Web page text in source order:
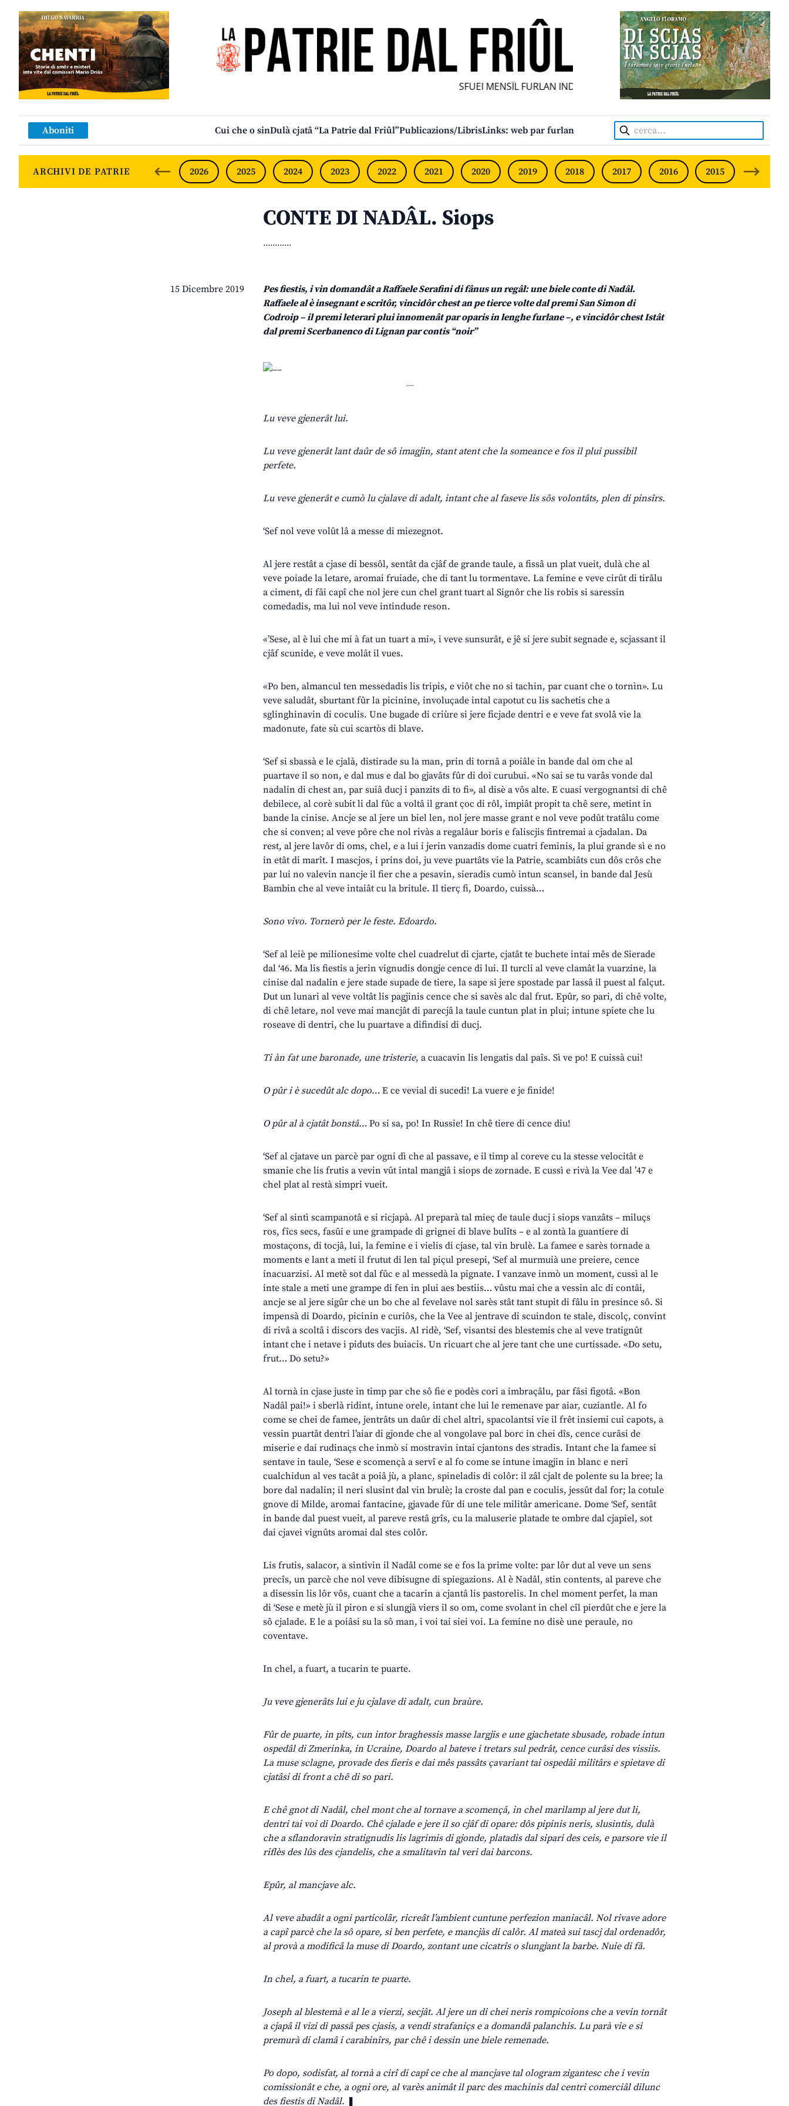
SFUEI MENSÎL FURLAN INDIPENDENT • INDEPENDENT FRIULIAN MONTHLY •
Aboniti Cui che o sinDulà cjatâ “La Patrie dal Friûl”Publicazions/LibrisLinks: web par furlan Cerca:
ARCHIVI DE PATRIE 2026 2025 2024 2023 2022 2021 2020 2019 2018 2017 2016 2015 2014
CONTE DI NADÂL. Siops
............
15 Dicembre 2019
Pes fiestis, i vin domandât a Raffaele Serafini di fânus un regâl: une biele conte di Nadâl.
Raffaele al è insegnant e scritôr, vincidôr chest an pe tierce volte dal premi San Simon di
Codroip – il premi leterari plui innomenât par oparis in lenghe furlane –, e vincidôr chest Istât
dal premi Scerbanenco di Lignan par contis “noir”
Lu veve gjenerât lui.
Lu veve gjenerât lant daûr de sô imagjin, stant atent che la someance e fos il plui pussibil
perfete.
Lu veve gjenerât e cumò lu cjalave di adalt, intant che al faseve lis sôs volontâts, plen di pinsîrs.
‘Sef nol veve volût lâ a messe di miezegnot.
Al jere restât a cjase di bessôl, sentât da cjâf de grande taule, a fissâ un plat vueit, dulà che al
veve poiade la letare, aromai fruiade, che di tant lu tormentave. La femine e veve cirût di tirâlu
a ciment, di fâi capî che nol jere cun chel grant tuart al Signôr che lis robis si saressin
comedadis, ma lui nol veve intindude reson.
«’Sese, al è lui che mi à fat un tuart a mi», i veve sunsurât, e jê si jere subit segnade e, scjassant il
cjâf scunide, e veve molât il vues.
«Po ben, almancul ten messedadis lis tripis, e viôt che no si tachin, par cuant che o tornìn». Lu
veve saludât, sburtant fûr la picinine, involuçade intal capotut cu lis sachetis che a
sglinghinavin di coculis. Une bugade di criùre si jere ficjade dentri e e veve fat svolâ vie la
madonute, fate sù cui scartòs di blave.
‘Sef si sbassà e le cjalà, distirade su la man, prin di tornâ a poiâle in bande dal om che al
puartave il so non, e dal mus e dal bo gjavâts fûr di doi curubui. «No sai se tu varâs vonde dal
nadalin di chest an, par suiâ ducj i panzits di to fi», al disè a vôs alte. E cuasi vergognantsi di chê
debilece, al corè subit li dal fûc a voltâ il grant çoc di rôl, impiât propit ta chê sere, metint in
bande la cinise. Ancje se al jere un biel len, nol jere masse grant e nol veve podût tratâlu come
che si conven; al veve pôre che nol rivàs a regalâur boris e faliscjis fintremai a cjadalan. Da
rest, al jere lavôr di oms, chel, e a lui i jerin vanzadis dome cuatri feminis, la plui grande sì e no
in etât di marît. I mascjos, i prins doi, ju veve puartâts vie la Patrie, scambiâts cun dôs crôs che
par lui no valevin nancje il fier che a pesavin, sieradis cumò intun scansel, in bande dal Jesù
Bambin che al veve intaiât cu la britule. Il tierç fi, Doardo, cuissà…
Sono vivo. Tornerò per le feste. Edoardo.
‘Sef al leiè pe milionesime volte chel cuadrelut di cjarte, cjatât te buchete intai mês de Sierade
dal ‘46. Ma lis fiestis a jerin vignudis dongje cence di lui. Il turcli al veve clamât la vuarzine, la
cinise dal nadalin e jere stade supade de tiere, la sape si jere spostade par lassâ il puest al falçut.
Dut un lunari al veve voltât lis pagjinis cence che si savès alc dal frut. Epûr, so pari, di chê volte,
di chê letare, nol veve mai mancjât di parecjâ la taule cuntun plat in plui; intune spiete che lu
roseave di dentri, che lu puartave a difindisi di ducj.
Ti àn fat une baronade, une tristerie, a cuacavin lis lengatis dal paîs. Sì ve po! E cuissà cui!
O pûr i è sucedût alc dopo… E ce vevial di sucedi! La vuere e je finide!
O pûr al à cjatât bonstâ… Po si sa, po! In Russie! In chê tiere di cence diu!
‘Sef al cjatave un parcè par ogni dì che al passave, e il timp al coreve cu la stesse velocitât e
smanie che lis frutis a vevin vût intal mangjâ i siops de zornade. E cussì e rivà la Vee dal ’47 e
chel plat al restà simpri vueit.
‘Sef al sintì scampanotâ e si ricjapà. Al preparà tal mieç de taule ducj i siops vanzâts – miluçs
ros, fîcs secs, fasûi e une grampade di grignei di blave bulîts – e al zontà la guantiere di
mostaçons, di tocjâ, lui, la femine e i vielis di cjase, tal vin brulè. La famee e sarès tornade a
moments e lant a meti il frutut di len tal piçul presepi, ‘Sef al murmuià une preiere, cence
inacuarzisi. Al metè sot dal fûc e al messedà la pignate. I vanzave inmò un moment, cussì al le
inte stale a meti une grampe di fen in plui aes bestiis… vûstu mai che a vessin alc di contâi,
ancje se al jere sigûr che un bo che al fevelave nol sarès stât tant stupit di fâlu in presince sô. Si
impensà di Doardo, picinin e curiôs, che la Vee al jentrave di scuindon te stale, discolç, convint
di rivâ a scoltâ i discors des vacjis. Al ridè, ‘Sef, visantsi des blestemis che al veve tratignût
intant che i netave i piduts des buiacis. Un ricuart che al jere tant che une curtissade. «Do setu,
frut… Do setu?»
Al tornà in cjase juste in timp par che sô fie e podès cori a imbraçâlu, par fâsi figotâ. «Bon
Nadâl pai!» i sberlà ridint, intune orele, intant che lui le remenave par aiar, cuziantle. Al fo
come se chei de famee, jentrâts un daûr di chel altri, spacolantsi vie il frêt insiemi cui capots, a
vessin puartât dentri l’aiar di gjonde che al vongolave pal borc in chei dîs, cence curâsi de
miserie e dai rudinaçs che inmò si mostravin intai cjantons des stradis. Intant che la famee si
sentave in taule, ‘Sese e scomençà a servî e al fo come se intune imagjin in blanc e neri
cualchidun al ves tacât a poiâ jù, a planc, spineladis di colôr: il zâl cjalt de polente su la bree; la
bore dal nadalin; il neri slusint dal vin brulè; la croste dal pan e coculis, jessût dal for; la cotule
gnove di Milde, aromai fantacine, gjavade fûr di une tele militâr americane. Dome ‘Sef, sentât
in bande dal puest vueit, al pareve restâ grîs, cu la maluserie platade te ombre dal cjapiel, sot
dai cjavei vignûts aromai dal stes colôr.
Lis frutis, salacor, a sintivin il Nadâl come se e fos la prime volte: par lôr dut al veve un sens
precîs, un parcè che nol veve dibisugne di spiegazions. Al è Nadâl, stin contents, al pareve che
a disessin lis lôr vôs, cuant che a tacarin a cjantâ lis pastorelis. In chel moment perfet, la man
di ‘Sese e metè jù il piron e si slungjà viers il so om, come svolant in chel cîl pierdût che e jere la
sô cjalade. E le a poiâsi su la sô man, i voi tai siei voi. La femine no disè une peraule, no
coventave.
In chel, a fuart, a tucarin te puarte.
Ju veve gjenerâts lui e ju cjalave di adalt, cun braùre.
Fûr de puarte, in pîts, cun intor braghessis masse largjis e une gjachetate sbusade, robade intun
ospedâl di Zmerinka, in Ucraine, Doardo al bateve i tretars sul pedrât, cence curâsi des vissiis.
La muse sclagne, provade des fieris e dai mês passâts çavariant tai ospedâi militârs e spietave di
cjatâsi di front a chê di so pari.
E chê gnot di Nadâl, chel mont che al tornave a scomençâ, in chel marilamp al jere dut li,
dentri tai voi di Doardo. Chê cjalade e jere il so cjâf di opare: dôs pipinis neris, slusintis, dulà
che a sflandoravin stratignudis lis lagrimis di gjonde, platadis dal sipari des ceis, e parsore vie il
riflès des lûs des cjandelis, che a smalitavin tal veri dai barcons.
Epûr, al mancjave alc.
Al veve abadât a ogni particolâr, ricreât l’ambient cuntune perfezion maniacâl. Nol rivave adore
a capî parcè che la sô opare, si ben perfete, e mancjàs di calôr. Al mateà sui tascj dal ordenadôr,
al provà a modificâ la muse di Doardo, zontant une cicatrîs o slungjant la barbe. Nuie di fâ.
In chel, a fuart, a tucarin te puarte.
Joseph al blestemà e al le a vierzi, secjât. Al jere un di chei neris rompicoions che a vevin tornât
a cjapâ il vizi di passâ pes cjasis, a vendi strafaniçs e a domandâ palanchis. Lu parà vie e si
premurà di clamâ i carabinîrs, par chê i dessin une biele remenade.
Po dopo, sodisfat, al tornà a cirî di capî ce che al mancjave tal ologram zigantesc che i vevin
comissionât e che, a ogni ore, al varès animât il parc des machinis dal centri comerciâl dilunc
des fiestis di Nadâl.